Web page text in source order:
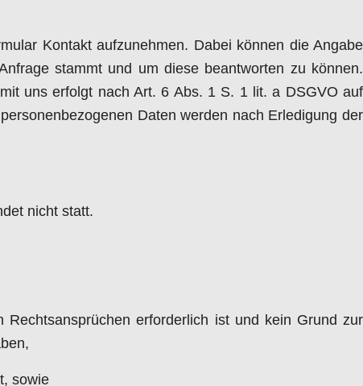
Kontakt aufzunehmen. Dabei können die Angabe
stammt und um diese beantworten zu können.
uns erfolgt nach Art. 6 Abs. 1 S. 1 lit. a DSGVO auf
Daten werden nach Erledigung der
nicht statt.
erforderlich ist und kein Grund zur
sowie